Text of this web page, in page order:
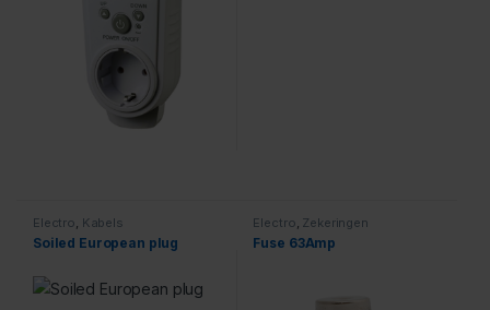
Electro, Kabels
Soiled European plug
Electro, Zekeringen
Fuse 63Amp